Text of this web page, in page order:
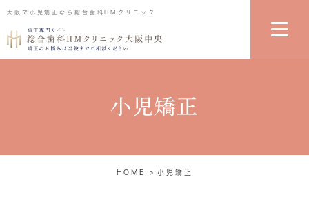
大阪で小児矯正なら総合歯科HMクリニック
小児矯正
HOME 小児矯正